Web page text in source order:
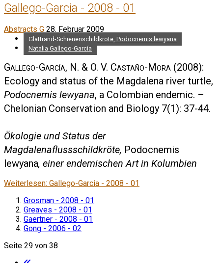
Gallego-Garcia - 2008 - 01
Abstracts G 28. Februar 2009
Glattrand-Schienenschildkröte, Podocnemis lewyana
Natalia Gallego-García
Gallego-García, N. & O. V. Castaño-Mora (2008):
Ecology and status of the Magdalena river turtle,
Podocnemis lewyana, a Colombian endemic. –
Chelonian Conservation and Biology 7(1): 37-44.
Ökologie und Status der
Magdalenaflussschildkröte, Podocnemis
lewyana, einer endemischen Art in Kolumbien
Weiterlesen: Gallego-Garcia - 2008 - 01
Grosman - 2008 - 01
Greaves - 2008 - 01
Gaertner - 2008 - 01
Gong - 2006 - 02
Seite 29 von 38